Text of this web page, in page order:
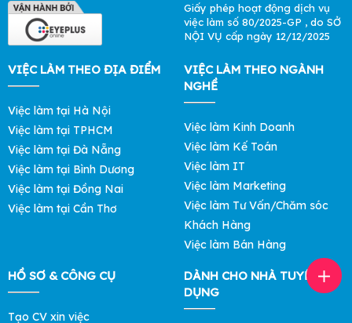
Giấy phép hoạt động dịch vụ
việc làm số 80/2025-GP , do SỞ
NỘI VỤ cấp ngày 12/12/2025
VIỆC LÀM THEO ĐỊA ĐIỂM
Việc làm tại Hà Nội
Việc làm tại TPHCM
Việc làm tại Đà Nẵng
Việc làm tại Bình Dương
Việc làm tại Đồng Nai
Việc làm tại Cần Thơ
VIỆC LÀM THEO NGÀNH
NGHỀ
Việc làm Kinh Doanh
Việc làm Kế Toán
Việc làm IT
Việc làm Marketing
Việc làm Tư Vấn/Chăm sóc
Khách Hàng
Việc làm Bán Hàng
HỒ SƠ & CÔNG CỤ
Tạo CV xin việc
DÀNH CHO NHÀ TUYỂN
DỤNG